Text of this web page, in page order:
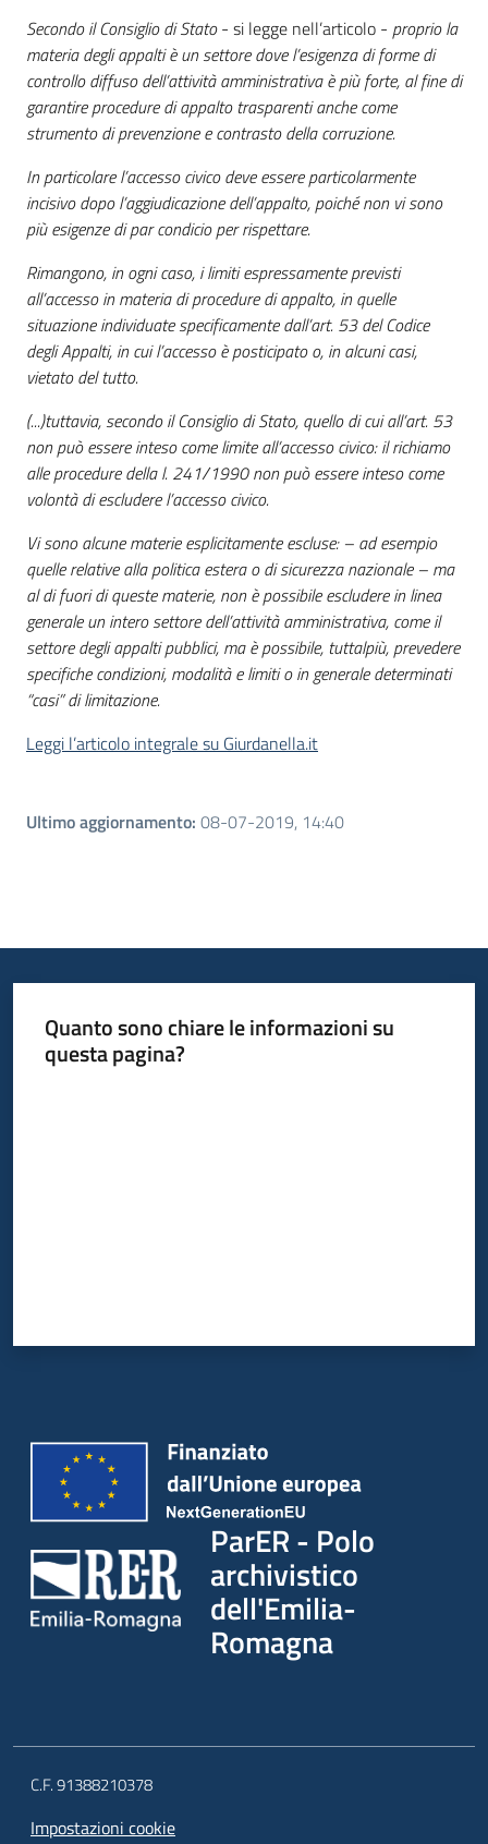
Secondo il Consiglio di Stato- si legge nell’articolo - proprio la
materia degli appalti è un settore dove l’esigenza di forme di
controllo diffuso dell’attività amministrativa è più forte, al fine di
garantire procedure di appalto trasparenti anche come
strumento di prevenzione e contrasto della corruzione.
In particolare l’accesso civico deve essere particolarmente
incisivo dopo l’aggiudicazione dell’appalto, poiché non vi sono
più esigenze di par condicio per rispettare.
Rimangono, in ogni caso, i limiti espressamente previsti
all’accesso in materia di procedure di appalto, in quelle
situazione individuate specificamente dall’art. 53 del Codice
degli Appalti, in cui l’accesso è posticipato o, in alcuni casi,
vietato del tutto.
(...)tuttavia, secondo il Consiglio di Stato, quello di cui all’art. 53
non può essere inteso come limite all’accesso civico: il richiamo
alle procedure della l. 241/1990 non può essere inteso come
volontà di escludere l’accesso civico.
Vi sono alcune materie esplicitamente escluse: – ad esempio
quelle relative alla politica estera o di sicurezza nazionale – ma
al di fuori di queste materie, non è possibile escludere in linea
generale un intero settore dell’attività amministrativa, come il
settore degli appalti pubblici, ma è possibile, tuttalpiù, prevedere
specifiche condizioni, modalità e limiti o in generale determinati
“casi” di limitazione.
Leggi l’articolo integrale su Giurdanella.it
Ultimo aggiornamento: 08-07-2019, 14:40
Quanto sono chiare le informazioni su
questa pagina?
ParER - Polo
archivistico
dell'Emilia-
Romagna
C.F. 91388210378
Impostazioni cookie